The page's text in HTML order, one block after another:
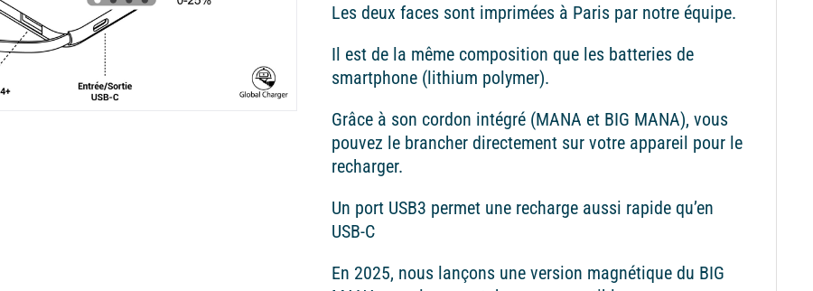
Les deux faces sont imprimées à Paris par notre équipe.
Il est de la même composition que les batteries de
smartphone (lithium polymer).
Grâce à son cordon intégré (MANA et BIG MANA), vous
pouvez le brancher directement sur votre appareil pour le
recharger.
Un port USB3 permet une recharge aussi rapide qu’en
USB-C
En 2025, nous lançons une version magnétique du BIG